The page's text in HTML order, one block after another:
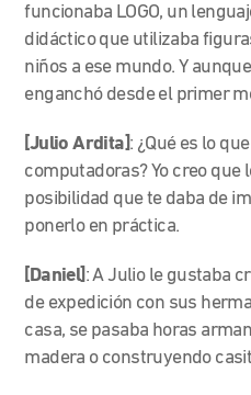
funcionaba LOGO, un
didáctico que utilizaba
niños a ese mundo. Y
enganchó desde el primer
[Julio Ardita]: ¿Qué es lo
computadoras? Yo creo que
posibilidad que te daba de
ponerlo en práctica.
[Daniel] : A Julio le gustaba
de expedición con sus
casa, se pasaba horas
madera o construyendo